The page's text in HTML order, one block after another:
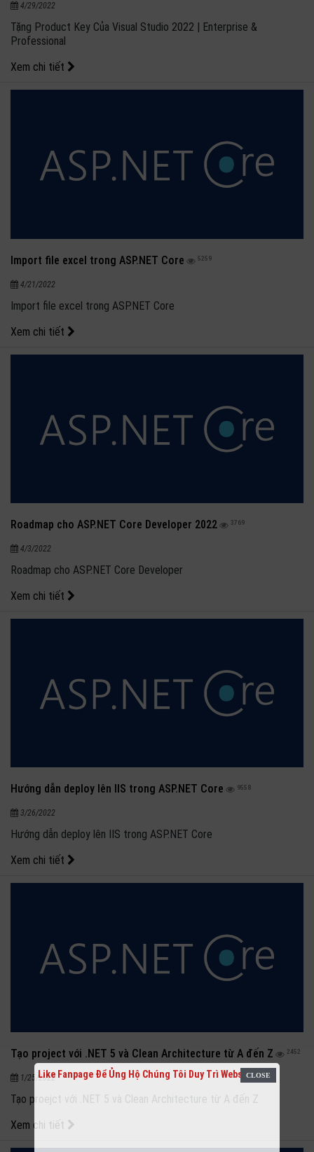
4/29/2022
Tặng Product Key Của Visual Studio 2022 | Enterprise &
Professional
Xem chi tiết
Import file excel trong ASP.NET Core 5259
4/21/2022
Import file excel trong ASP.NET Core
Xem chi tiết
Roadmap cho ASP.NET Core Developer 2022 3769
4/3/2022
Roadmap cho ASP.NET Core Developer
Xem chi tiết
Hướng dẫn deploy lên IIS trong ASP.NET Core 9558
3/26/2022
Hướng dẫn deploy lên IIS trong ASP.NET Core
Xem chi tiết
Tạo project với .NET 5 và Clean Architecture từ A đến Z 2452
1/25/2022
Tạo proejct với .NET 5 và Clean Architecture từ A đến Z
Xem chi tiết
Like Fanpage Để Ủng Hộ Chúng Tôi Duy Trì Website